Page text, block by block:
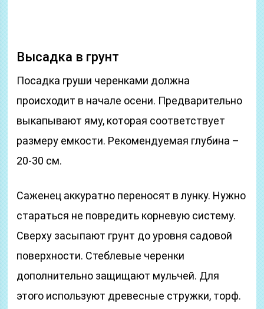
Высадка в грунт
Посадка груши черенками должна
происходит в начале осени. Предварительно
выкапывают яму, которая соответствует
размеру емкости. Рекомендуемая глубина –
20-30 см.
Саженец аккуратно переносят в лунку. Нужно
стараться не повредить корневую систему.
Сверху засыпают грунт до уровня садовой
поверхности. Стеблевые черенки
дополнительно защищают мульчей. Для
этого используют древесные стружки, торф.